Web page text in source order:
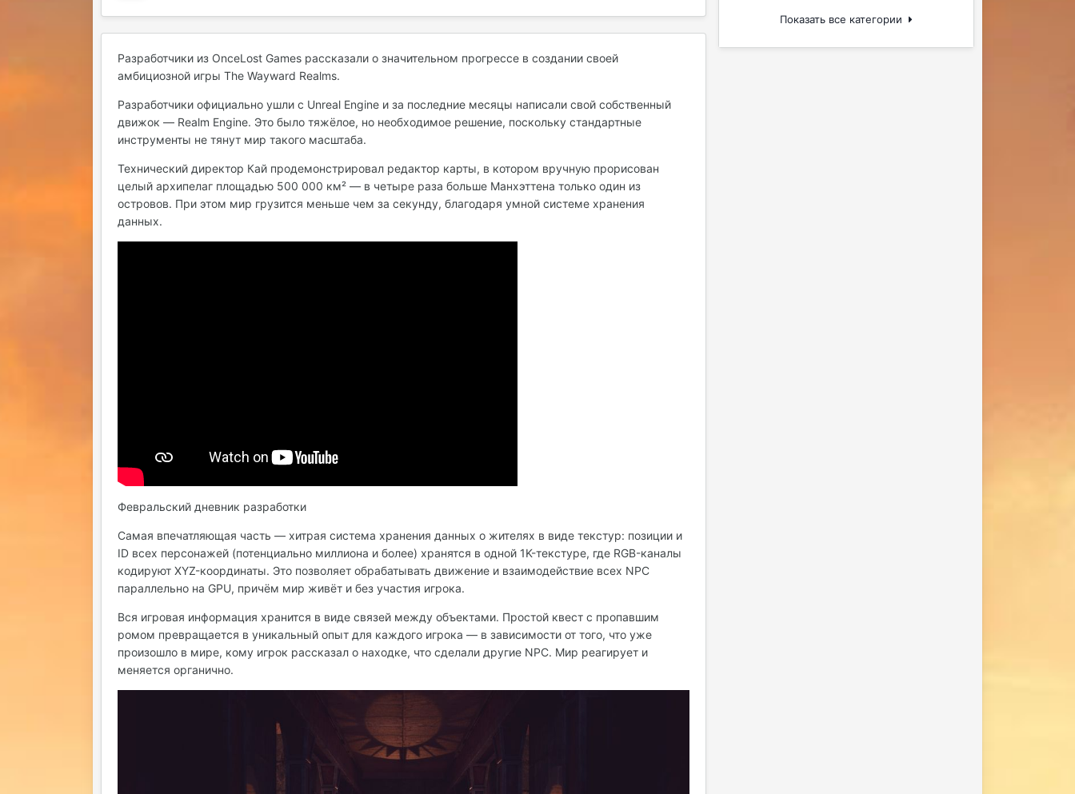
Разработчики из OnceLost Games рассказали о значительном прогрессе в создании своей
амбициозной игры The Wayward Realms.
Разработчики официально ушли с Unreal Engine и за последние месяцы написали свой собственный
движок — Realm Engine. Это было тяжёлое, но необходимое решение, поскольку стандартные
инструменты не тянут мир такого масштаба.
Технический директор Кай продемонстрировал редактор карты, в котором вручную прорисован
целый архипелаг площадью 500 000 км² — в четыре раза больше Манхэттена только один из
островов. При этом мир грузится меньше чем за секунду, благодаря умной системе хранения
данных.
Февральский дневник разработки
Самая впечатляющая часть — хитрая система хранения данных о жителях в виде текстур: позиции и
ID всех персонажей (потенциально миллиона и более) хранятся в одной 1K-текстуре, где RGB-каналы
кодируют XYZ-координаты. Это позволяет обрабатывать движение и взаимодействие всех NPC
параллельно на GPU, причём мир живёт и без участия игрока.
Вся игровая информация хранится в виде связей между объектами. Простой квест с пропавшим
ромом превращается в уникальный опыт для каждого игрока — в зависимости от того, что уже
произошло в мире, кому игрок рассказал о находке, что сделали другие NPC. Мир реагирует и
меняется органично.
Показать все категории